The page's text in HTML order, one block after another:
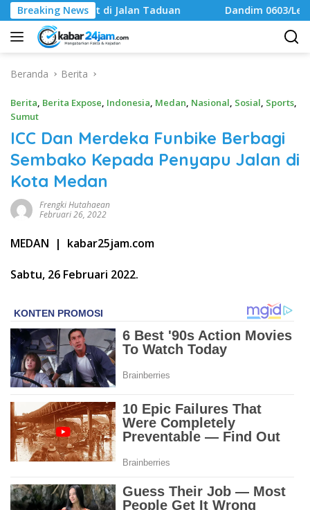
Langsung
ke
konten
Breaking News
di Jalan Taduan Dandim 0603/Lebak Resmi Buka
Beranda Berita
Berita, Berita Expose, Indonesia, Medan, Nasional, Sosial, Sports,
Sumut
ICC Dan Merdeka Funbike Berbagi
Sembako Kepada Penyapu Jalan di
Kota Medan
Frengki Hutahaean
Februari 26, 2022
MEDAN | kabar25jam.com
Sabtu, 26 Februari 2022.